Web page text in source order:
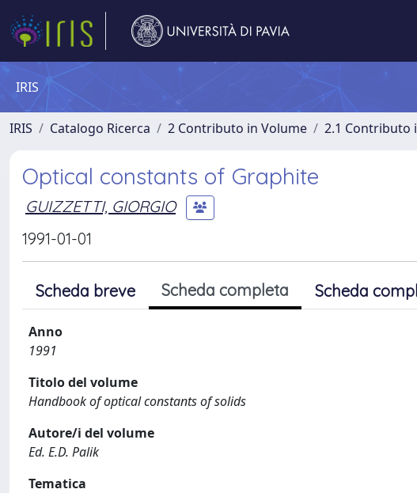
IRIS
IRIS Catalogo Ricerca 2 Contributo in Volume 2.1 Contributo
Optical constants of Graphite
GUIZZETTI, GIORGIO
1991-01-01
Scheda breve Scheda completa Scheda
Anno
1991
Titolo del volume
Handbook of optical constants of solids
Autore/i del volume
Ed. E.D. Palik
Tematica